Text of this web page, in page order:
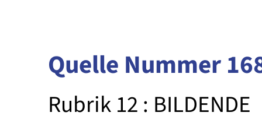
Quelle Nummer
Rubrik 12 : BILDENDE